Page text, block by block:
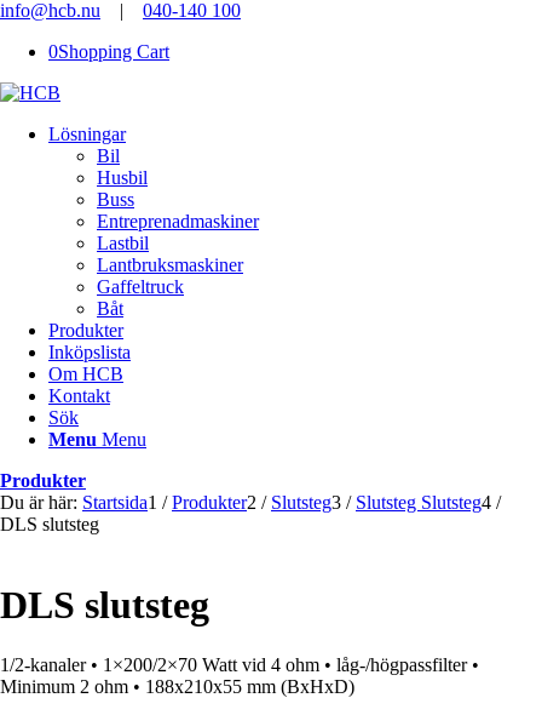
info@hcb.nu | 040-140 100
0Shopping Cart
Lösningar
Bil
Husbil
Buss
Entreprenadmaskiner
Lastbil
Lantbruksmaskiner
Gaffeltruck
Båt
Produkter
Inköpslista
Om HCB
Kontakt
Sök
Menu Menu
Produkter
Du är här: Startsida1 / Produkter2 / Slutsteg3 / Slutsteg Slutsteg4 /
DLS slutsteg
DLS slutsteg
1/2-kanaler • 1×200/2×70 Watt vid 4 ohm • låg-/högpassfilter •
Minimum 2 ohm • 188x210x55 mm (BxHxD)